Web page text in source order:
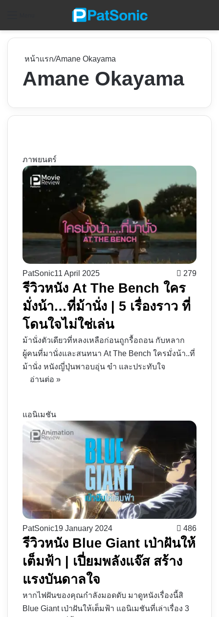
หน้าแรก/Amane Okayama
Amane Okayama
ภาพยนตร์
PatSonic11 April 2025 279
รีวิวหนัง At The Bench ใคร
มั่งน้า…ที่ม้านั่ง | 5 เรื่องราว ที่
โดนใจไม่ใช่เล่น
ม้านั่งตัวเดียวที่หลงเหลือก่อนถูกรื้อถอน กับหลาก
ผู้คนที่มานั่งและสนทนา At The Bench ใครมั่งน้า..ที่
ม้านั่ง หนังญี่ปุ่นพาอบอุ่น ขำ และประทับใจ
อ่านต่อ »
แอนิเมชัน
PatSonic19 January 2024 486
รีวิวหนัง Blue Giant เป่าฝันให้
เต็มฟ้า | เปี่ยมพลังแจ๊ส สร้าง
แรงบันดาลใจ
หากไฟฝันของคุณกำลังมอดดับ มาดูหนังเรื่องนี้สิ
Blue Giant เป่าฝันให้เต็มฟ้า แอนิเมชันที่เล่าเรื่อง 3